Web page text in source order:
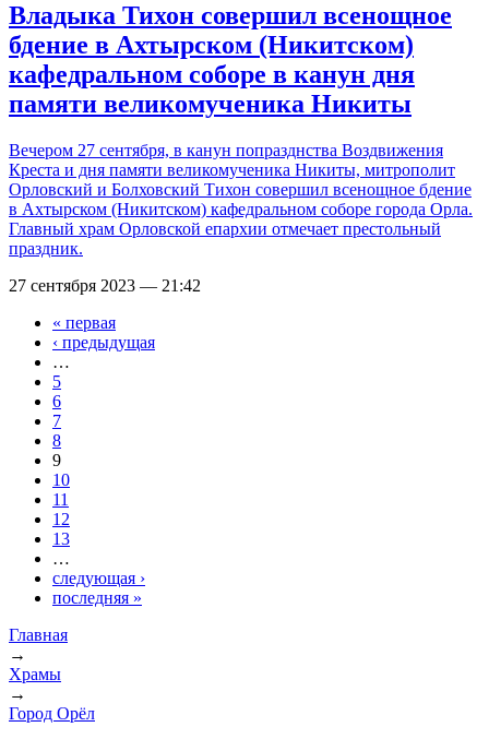
Владыка Тихон совершил всенощное
бдение в Ахтырском (Никитском)
кафедральном соборе в канун дня
памяти великомученика Никиты
Вечером 27 сентября, в канун попразднства Воздвижения
Креста и дня памяти великомученика Никиты, митрополит
Орловский и Болховский Тихон совершил всенощное бдение
в Ахтырском (Никитском) кафедральном соборе города Орла.
Главный храм Орловской епархии отмечает престольный
праздник.
27 сентября 2023 — 21:42
Страницы
« первая
‹ предыдущая
…
5
6
7
8
9
10
11
12
13
…
следующая ›
последняя »
Вы здесь
Главная
→
Храмы
→
Город Орёл